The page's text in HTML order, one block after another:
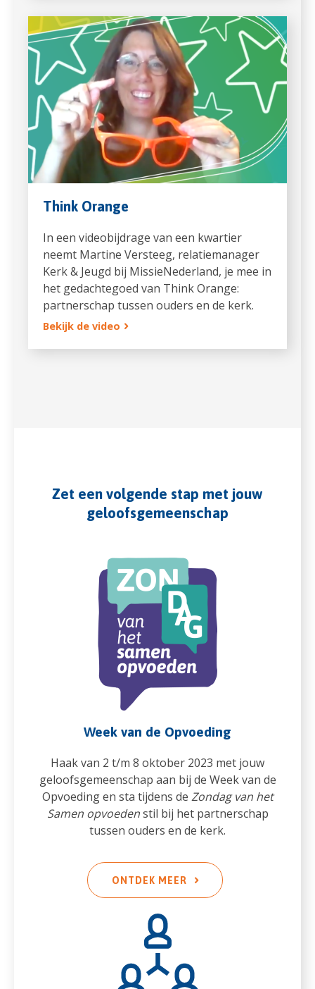
Think Orange
In een videobijdrage van een kwartier
neemt Martine Versteeg, relatiemanager
Kerk & Jeugd bij MissieNederland, je mee in
het gedachtegoed van Think Orange:
partnerschap tussen ouders en de kerk.
Bekijk de video
Zet een volgende stap met jouw
geloofsgemeenschap
Week van de Opvoeding
Haak van 2 t/m 8 oktober 2023 met jouw
geloofsgemeenschap aan bij de Week van de
Opvoeding en sta tijdens de Zondag van het
Samen opvoedenstil bij het partnerschap
tussen ouders en de kerk.
ONTDEK MEER